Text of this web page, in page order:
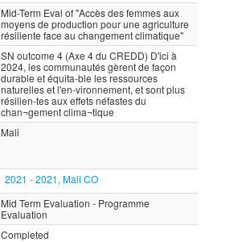
Mid-Term Eval of "Accès des femmes aux
moyens de production pour une agriculture
résiliente face au changement climatique"
SN outcome 4 (Axe 4 du CREDD) D'ici à
2024, les communautés gèrent de façon
durable et équita-ble les ressources
naturelles et l'en-vironnement, et sont plus
résilien-tes aux effets néfastes du
chan¬gement clima¬tique
Mali
2021 - 2021, Mali CO
Mid Term Evaluation - Programme
Evaluation
Completed